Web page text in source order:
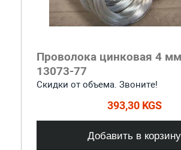
Проволока цинковая 4
13073-77
Скидки от объема. Звоните!
393,30 KGS
Добавить в корзину